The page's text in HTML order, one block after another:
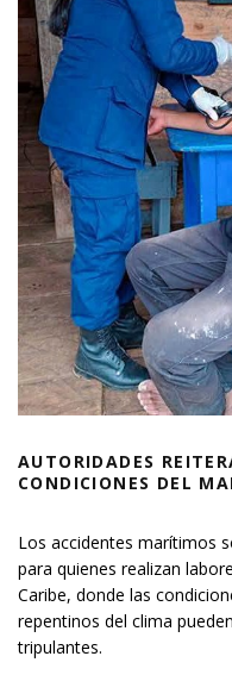
AUTORIDADES
CONDICIONES DEL
Los accidentes marítimos
para quienes realizan
Caribe, donde las
repentinos del clima
tripulantes.